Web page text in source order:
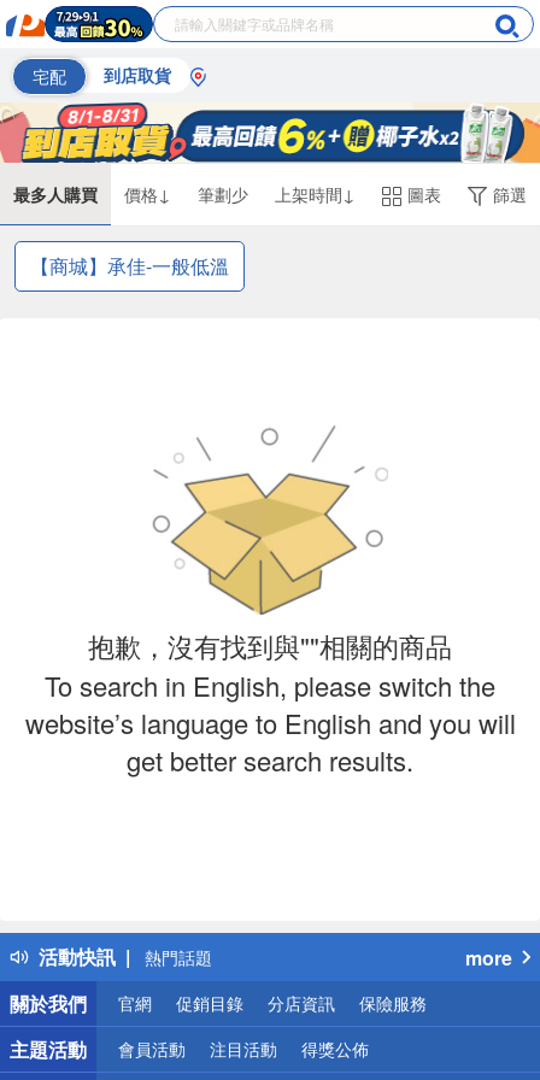
宅配 到店取貨
最多人購買 價格↓ 筆劃少 上架時間↓ 圖表 篩選
【商城】承佳-一般低溫
抱歉，沒有找到與""相關的商品
To search in English, please switch the
website’s language to English and you will
get better search results.
活動快訊
得獎公告
熱門話題
銀行優惠
偏遠地區配送
詐騙網頁！請小心！
more
關於我們
官網 促銷目錄 分店資訊 保險服務
主題活動 會員活動 注目活動 得獎公佈